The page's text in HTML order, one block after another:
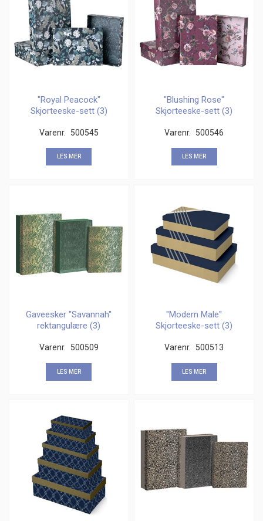
"Royal Peacock"
Skjorteeske-sett (3)
Varenr. 500545
LES MER
"Blushing Rose"
Skjorteeske-sett (3)
Varenr. 500546
LES MER
Gaveesker "Savannah"
rektangulære (3)
Varenr. 500509
LES MER
"Modern Male"
Skjorteeske-sett (3)
Varenr. 500513
LES MER